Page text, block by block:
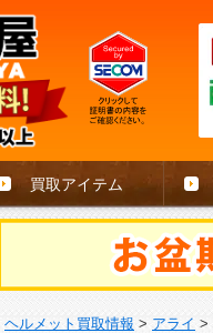
買取アイテム
ヘルメット買取情報 > アライ >